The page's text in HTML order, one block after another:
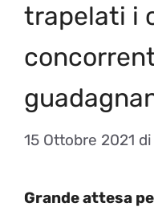
trapelati i
15 Ottobre 2021 di
Grande attesa